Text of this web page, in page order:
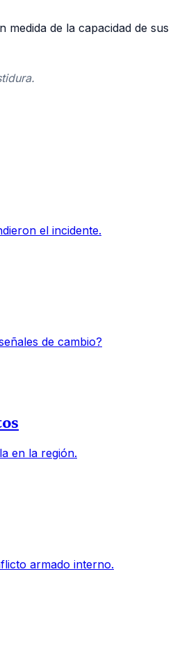
de la capacidad de sus
el incidente.
de cambio?
en la región.
armado interno.